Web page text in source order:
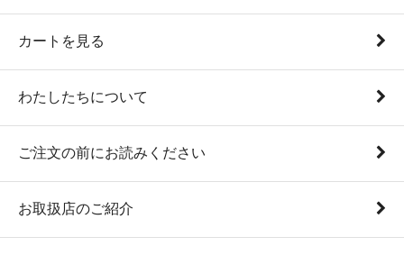
カートを見る
わたしたちについて
ご注文の前にお読みください
お取扱店のご紹介